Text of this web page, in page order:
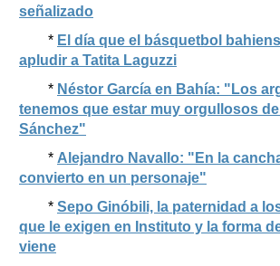
señalizado
* El día que el básquetbol
apludir a Tatita Laguzzi
* Néstor García en Bahía: "Los
tenemos que estar muy orgullosos
Sánchez"
* Alejandro Navallo: "En la
convierto en un personaje"
* Sepo Ginóbili, la paternidad a
que le exigen en Instituto y la forma
viene